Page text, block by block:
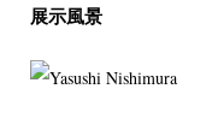
展示風景